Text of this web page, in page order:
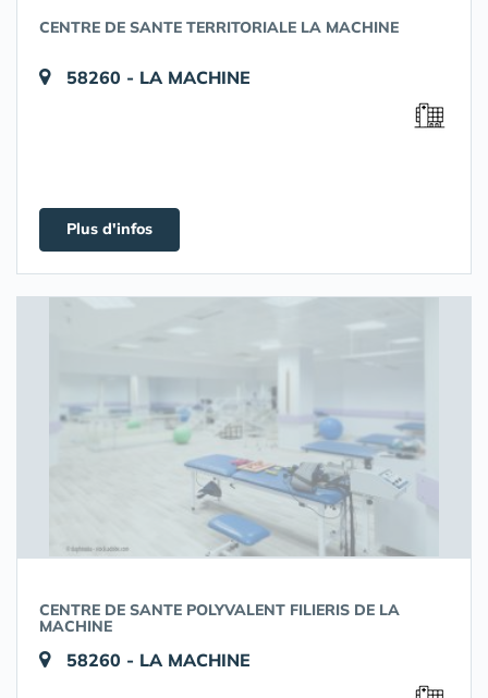
CENTRE DE SANTE TERRITORIALE LA MACHINE
58260 - LA MACHINE
Plus d'infos
CENTRE DE SANTE POLYVALENT FILIERIS DE LA
MACHINE
58260 - LA MACHINE